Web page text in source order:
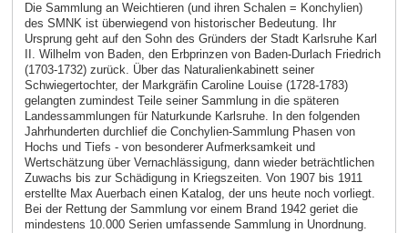
Die Sammlung an Weichtieren (und ihren Schalen = Konchylien)
des SMNK ist überwiegend von historischer Bedeutung. Ihr
Ursprung geht auf den Sohn des Gründers der Stadt Karlsruhe Karl
II. Wilhelm von Baden, den Erbprinzen von Baden-Durlach Friedrich
(1703-1732) zurück. Über das Naturalienkabinett seiner
Schwiegertochter, der Markgräfin Caroline Louise (1728-1783)
gelangten zumindest Teile seiner Sammlung in die späteren
Landessammlungen für Naturkunde Karlsruhe. In den folgenden
Jahrhunderten durchlief die Conchylien-Sammlung Phasen von
Hochs und Tiefs - von besonderer Aufmerksamkeit und
Wertschätzung über Vernachlässigung, dann wieder beträchtlichen
Zuwachs bis zur Schädigung in Kriegszeiten. Von 1907 bis 1911
erstellte Max Auerbach einen Katalog, der uns heute noch vorliegt.
Bei der Rettung der Sammlung vor einem Brand 1942 geriet die
mindestens 10.000 Serien umfassende Sammlung in Unordnung.